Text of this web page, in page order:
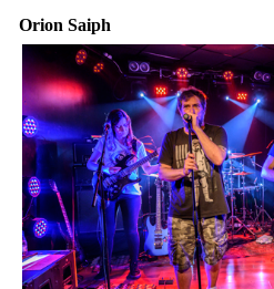
Orion Saiph